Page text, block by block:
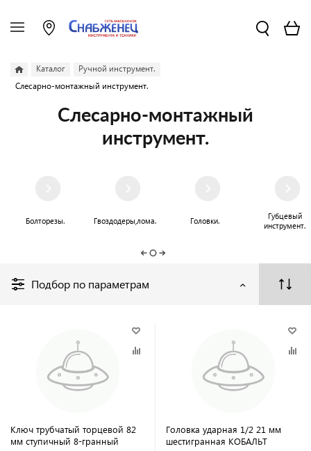
Каталог
Ручной инструмент.
Слесарно-монтажный инструмент.
Слесарно-монтажный
инструмент.
Болторезы. Гвоздодеры,лома. Головки.
Губцевый
инструмент.
Подбор по параметрам
Ключ трубчатый торцевой 82
мм ступичный 8-гранный
Головка ударная 1/2 21 мм
шестигранная КОБАЛЬТ